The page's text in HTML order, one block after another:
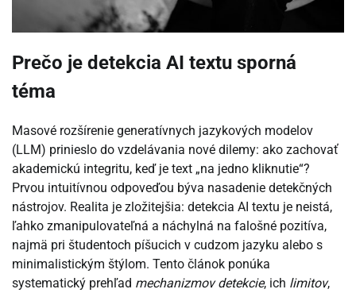
Prečo je detekcia AI textu sporná
téma
Masové rozšírenie generatívnych jazykových modelov
(LLM) prinieslo do vzdelávania nové dilemy: ako zachovať
akademickú integritu, keď je text „na jedno kliknutie“?
Prvou intuitívnou odpoveďou býva nasadenie detekčných
nástrojov. Realita je zložitejšia: detekcia AI textu je neistá,
ľahko zmanipulovateľná a náchylná na falošné pozitíva,
najmä pri študentoch píšucich v cudzom jazyku alebo s
minimalistickým štýlom. Tento článok ponúka
systematický prehľad mechanizmov detekcie, ich limitov,